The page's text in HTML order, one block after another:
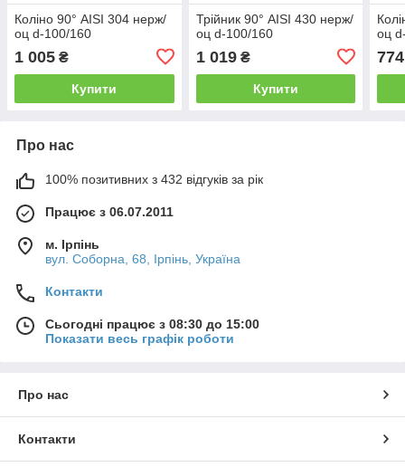
Коліно 90° AISI 304 нерж/
оц d-100/160
1 005 ₴
Купити
Трійник 90° AISI 430 нерж/
оц d-100/160
1 019₴
Купити
оц
774
Про нас
100% позитивних з 432 відгуків за рік
Працює з 06.07.2011
м. Ірпінь
вул. Соборна, 68, Ірпінь, Україна
Контакти
Сьогодні працює з 08:30 до 15:00
Показати весь графік роботи
Про нас
Контакти